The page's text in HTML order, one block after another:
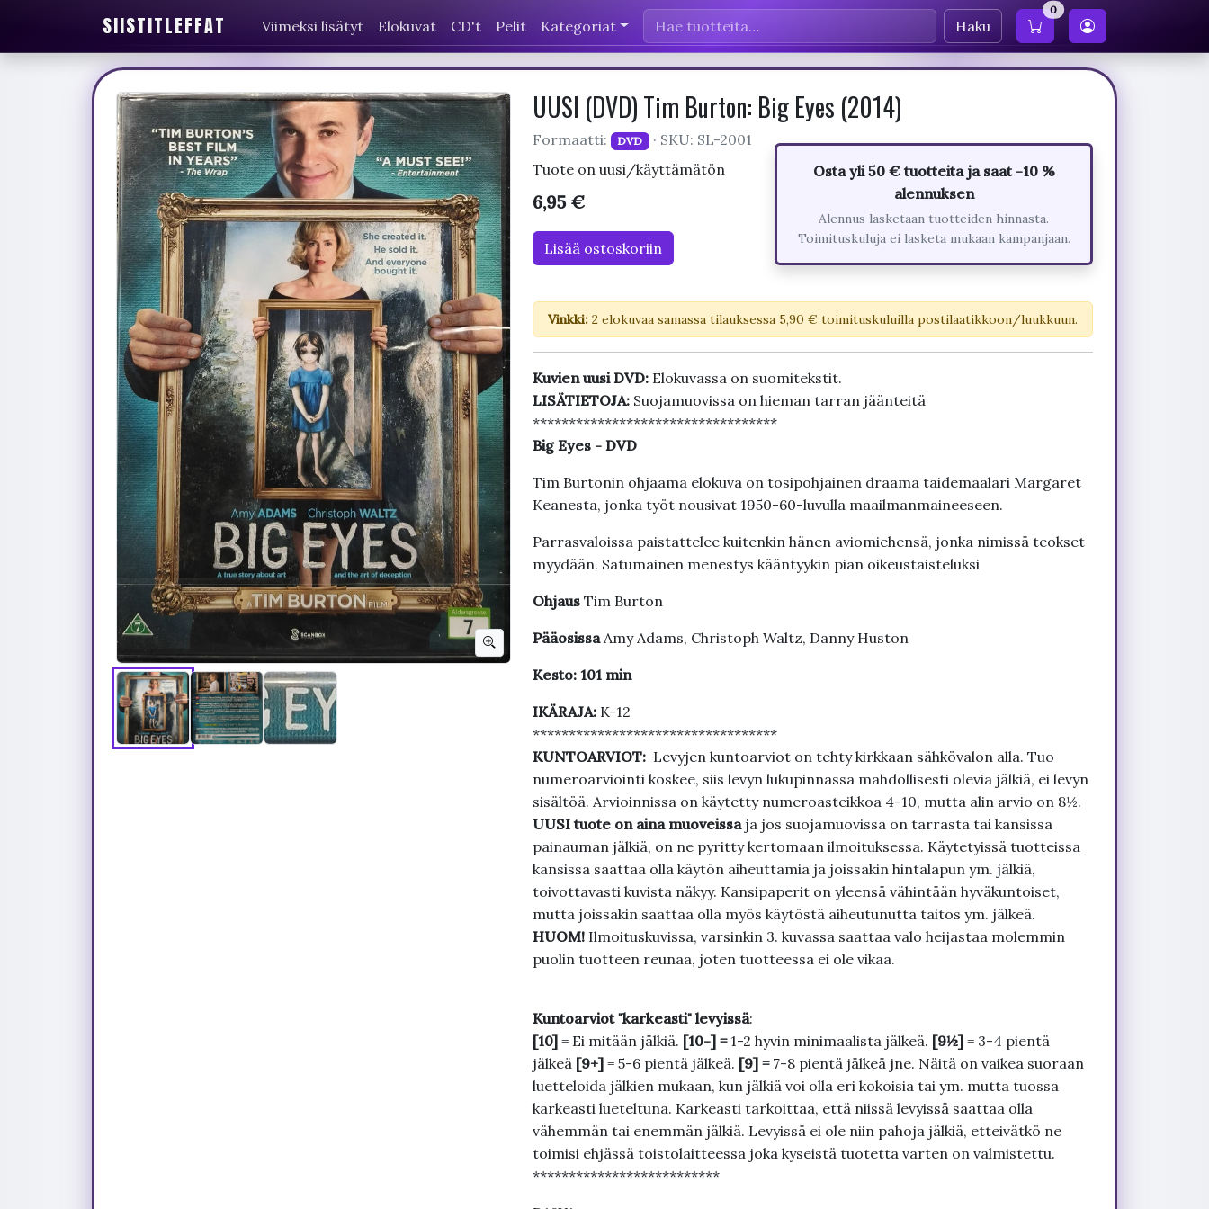
SIISTITLEFFAT Viimeksi lisätyt Elokuvat CD't Pelit Kategoriat Haku
0
UUSI (DVD) Tim Burton: Big Eyes (2014)
Formaatti: DVD
· SKU: SL-2001
Tuote on uusi/käyttämätön
6,95 €
Lisää ostoskoriin
Osta yli 50 € tuotteita ja saat -10 %
alennuksen
Alennus lasketaan tuotteiden hinnasta.
Toimituskuluja ei lasketa mukaan kampanjaan.
Vinkki:2 elokuvaa samassa tilauksessa 5,90 € toimituskuluilla postilaatikkoon/luukkuun.
Kuvien uusi DVD: Elokuvassa on suomitekstit.
LISÄTIETOJA: Suojamuovissa on hieman tarran jäänteitä
**********************************
Big Eyes - DVD
Tim Burtonin ohjaama elokuva on tosipohjainen draama taidemaalari Margaret
Keanesta, jonka työt nousivat 1950-60-luvulla maailmanmaineeseen.
Parrasvaloissa paistattelee kuitenkin hänen aviomiehensä, jonka nimissä teokset
myydään. Satumainen menestys kääntyykin pian oikeustaisteluksi
Ohjaus Tim Burton
PääosissaAmy Adams, Christoph Waltz, Danny Huston
Kesto: 101 min
IKÄRAJA: K-12
**********************************
KUNTOARVIOT: Levyjen kuntoarviot on tehty kirkkaan sähkövalon alla. Tuo
numeroarviointi koskee, siis levyn lukupinnassa mahdollisesti olevia jälkiä, ei levyn
sisältöä. Arvioinnissa on käytetty numeroasteikkoa 4-10, mutta alin arvio on 8½.
UUSI tuote on aina muoveissa ja jos suojamuovissa on tarrasta tai kansissa
painauman jälkiä, on ne pyritty kertomaan ilmoituksessa. Käytetyissä tuotteissa
kansissa saattaa olla käytön aiheuttamia ja joissakin hintalapun ym. jälkiä,
toivottavasti kuvista näkyy. Kansipaperit on yleensä vähintään hyväkuntoiset,
mutta joissakin saattaa olla myös käytöstä aiheutunutta taitos ym. jälkeä.
HUOM!Ilmoituskuvissa, varsinkin 3. kuvassa saattaa valo heijastaa molemmin
puolin tuotteen reunaa, joten tuotteessa ei ole vikaa.
Kuntoarviot "karkeasti" levyissä:
[10]= Ei mitään jälkiä. [10-] = 1-2 hyvin minimaalista jälkeä. [9½]= 3-4 pientä
jälkeä [9+]= 5-6 pientä jälkeä. [9] = 7-8 pientä jälkeä jne. Näitä on vaikea suoraan
luetteloida jälkien mukaan, kun jälkiä voi olla eri kokoisia tai ym. mutta tuossa
karkeasti lueteltuna. Karkeasti tarkoittaa, että niissä levyissä saattaa olla
vähemmän tai enemmän jälkiä. Levyissä ei ole niin pahoja jälkiä, etteivätkö ne
toimisi ehjässä toistolaitteessa joka kyseistä tuotetta varten on valmistettu.
**************************